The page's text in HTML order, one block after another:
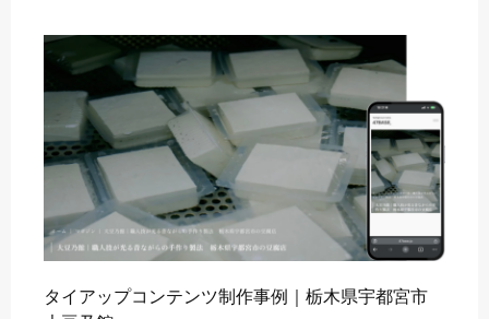
タイアップコンテンツ制作事例｜栃木県宇都宮市